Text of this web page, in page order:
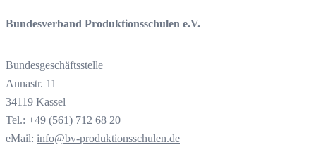
Bundesverband Produktionsschulen e.V.
Bundesgeschäftsstelle
Annastr. 11
34119 Kassel
Tel.: +49 (561) 712 68 20
eMail: info@bv-produktionsschulen.de